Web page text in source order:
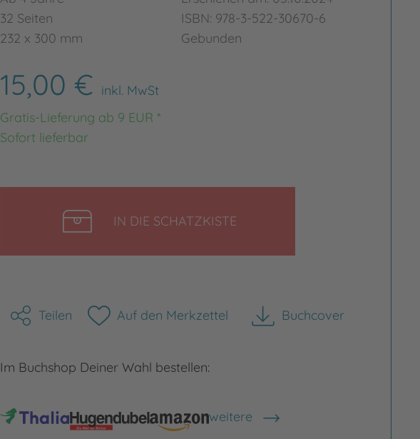
32 Seiten
232 x 300 mm
ISBN: 978-3-522-30670-6
Gebunden
15,00 € inkl. MwSt
Gratis-Lieferung ab 9 EUR *
Sofort lieferbar
IN DIE SCHATZKISTE
Teilen Auf den Merkzettel Buchcover
herunterladen
Im Buchshop Deiner Wahl bestellen:
weitere
Shops anzeigen